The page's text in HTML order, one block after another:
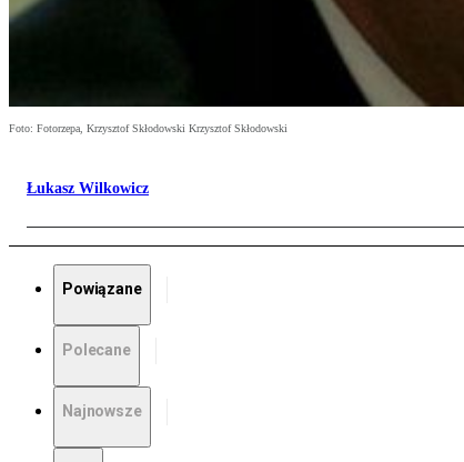
Foto: Fotorzepa, Krzysztof Skłodowski Krzysztof Skłodowski
Łukasz Wilkowicz
Powiązane
Polecane
Najnowsze